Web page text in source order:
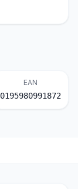
EAN
0195980991872